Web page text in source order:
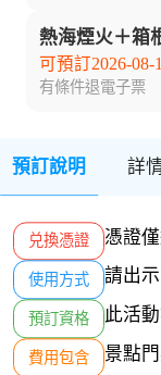
熱海煙火＋箱
可預訂2026-08-
有條件退電子票
預訂說明 詳
兑換憑證 憑證
使用方式 請出
預訂資格 此活
費用包含
景點